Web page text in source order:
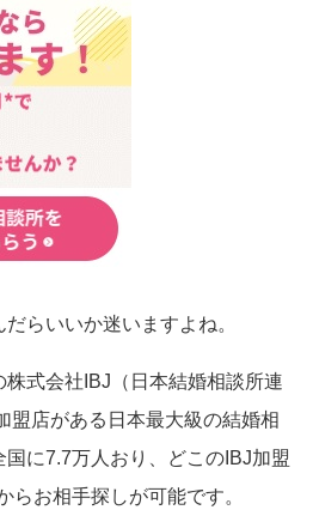
らいいか迷いますよね。
式会社IBJ（日本結婚相談所連
盟店がある日本最大級の結婚相
に7.7万人おり、どこのIBJ加盟
らお相手探しが可能です。